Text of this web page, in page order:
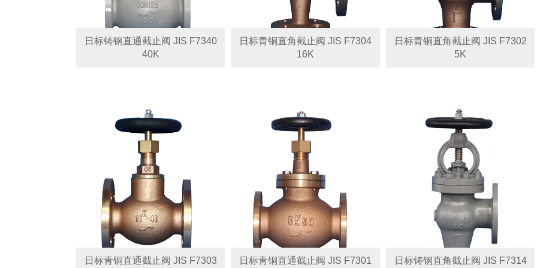
日标铸钢直通截止阀 JIS F7340
40K
日标青铜直角截止阀 JIS F7304
16K
日标青铜直角截止阀 JIS F7302
5K
日标青铜直通截止阀 JIS F7303 日标青铜直通截止阀 JIS F7301 日标铸钢直角截止阀 JIS F7314